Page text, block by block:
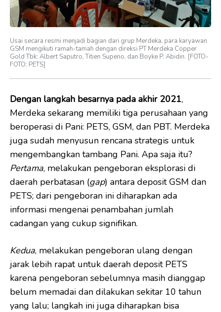
Usai secara resmi menjadi bagian dari grup Merdeka, para karyawan
GSM mengikuti ramah-tamah dengan direksi PT Merdeka Copper
Gold Tbk: Albert Saputro, Titien Supeno, dan Boyke P. Abidin. [FOTO-
FOTO: PETS]
Dengan langkah besarnya pada akhir 2021,
Merdeka sekarang memiliki tiga perusahaan yang
beroperasi di Pani: PETS, GSM, dan PBT. Merdeka
juga sudah menyusun rencana strategis untuk
mengembangkan tambang Pani. Apa saja itu?
Pertama, melakukan pengeboran eksplorasi di
daerah perbatasan (gap) antara deposit GSM dan
PETS; dari pengeboran ini diharapkan ada
informasi mengenai penambahan jumlah
cadangan yang cukup signifikan.
Kedua, melakukan pengeboran ulang dengan
jarak lebih rapat untuk daerah deposit PETS
karena pengeboran sebelumnya masih dianggap
belum memadai dan dilakukan sekitar 10 tahun
yang lalu; langkah ini juga diharapkan bisa